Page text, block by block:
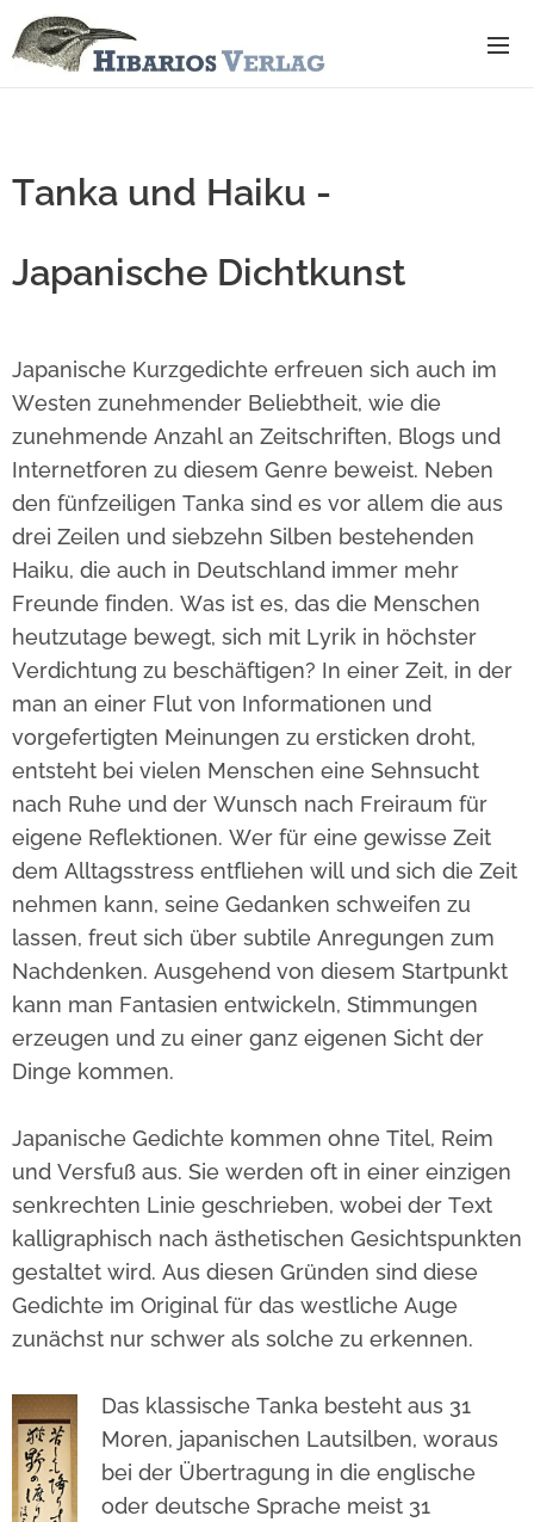
Tanka und Haiku -
Japanische Dichtkunst
Japanische Kurzgedichte erfreuen sich auch im
Westen zunehmender Beliebtheit, wie die
zunehmende Anzahl an Zeitschriften, Blogs und
Internetforen zu diesem Genre beweist. Neben
den fünfzeiligen Tanka sind es vor allem die aus
drei Zeilen und siebzehn Silben bestehenden
Haiku, die auch in Deutschland immer mehr
Freunde finden. Was ist es, das die Menschen
heutzutage bewegt, sich mit Lyrik in höchster
Verdichtung zu beschäftigen? In einer Zeit, in der
man an einer Flut von Informationen und
vorgefertigten Meinungen zu ersticken droht,
entsteht bei vielen Menschen eine Sehnsucht
nach Ruhe und der Wunsch nach Freiraum für
eigene Reflektionen. Wer für eine gewisse Zeit
dem Alltagsstress entfliehen will und sich die Zeit
nehmen kann, seine Gedanken schweifen zu
lassen, freut sich über subtile Anregungen zum
Nachdenken. Ausgehend von diesem Startpunkt
kann man Fantasien entwickeln, Stimmungen
erzeugen und zu einer ganz eigenen Sicht der
Dinge kommen.
Japanische Gedichte kommen ohne Titel, Reim
und Versfuß aus. Sie werden oft in einer einzigen
senkrechten Linie geschrieben, wobei der Text
kalligraphisch nach ästhetischen Gesichtspunkten
gestaltet wird. Aus diesen Gründen sind diese
Gedichte im Original für das westliche Auge
zunächst nur schwer als solche zu erkennen.
Das klassische Tanka besteht aus 31
Moren, japanischen Lautsilben, woraus
bei der Übertragung in die englische
oder deutsche Sprache meist 31